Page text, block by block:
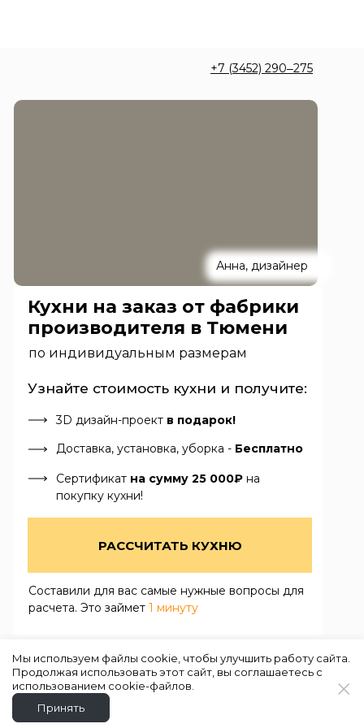
РАССЧИТАТЬ КУХНЮ
Анна, дизайнер
Узнайте стоимость кухни и получите:
по индивидуальным размерам
Составили для вас самые нужные вопросы для
расчета. Это займет 1 минуту
+7 (3452) 290‒275
Сертификат на сумму 25 000₽ на
покупку кухни!
Доставка, установка, уборка - Бесплатно
3D дизайн-проект в подарок!
Кухни на заказ от фабрики
производителя в Тюмени
Мы используем файлы cookie, чтобы улучшить работу сайта.
Продолжая использовать этот сайт, вы соглашаетесь с
использованием cookie-файлов.
Принять